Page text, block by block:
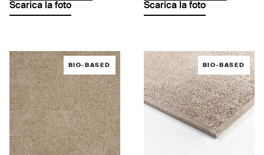
Scarica la foto
Scarica la foto
BIO-BASED BIO-BASED